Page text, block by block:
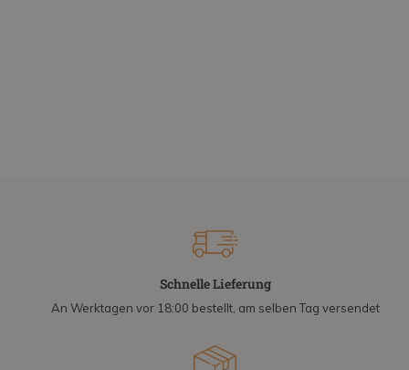
Schnelle Lieferung
An Werktagen vor 18:00 bestellt, am selben Tag versendet